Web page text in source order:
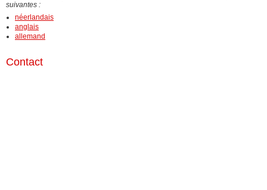
suivantes :
néerlandais
anglais
allemand
Contact